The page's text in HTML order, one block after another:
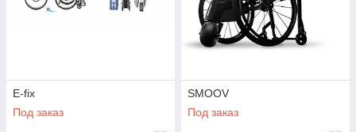
E-fix
Под заказ
SMOOV
Под заказ